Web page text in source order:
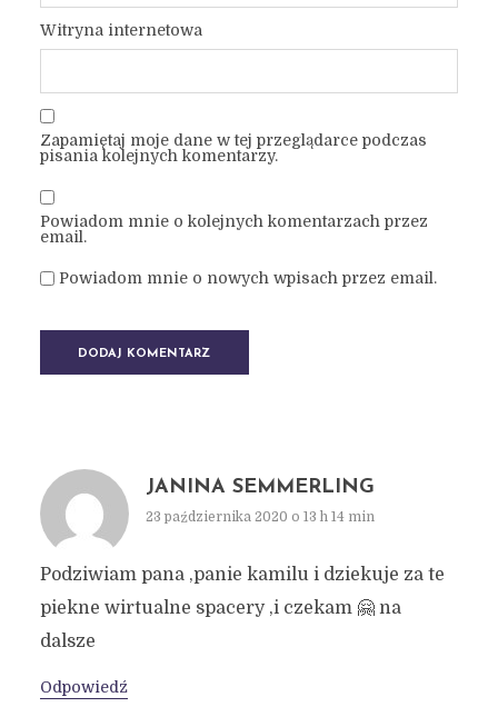
Witryna internetowa
Zapamiętaj moje dane w tej przeglądarce podczas
pisania kolejnych komentarzy.
Powiadom mnie o kolejnych komentarzach przez
email.
Powiadom mnie o nowych wpisach przez email.
JANINA SEMMERLING
23 października 2020 o 13 h 14 min
Podziwiam pana ,panie kamilu i dziekuje za te
piekne wirtualne spacery ,i czekam 🤗 na
dalsze
Odpowiedź